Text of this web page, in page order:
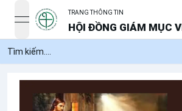
open navigation menu
TRANG THÔNG TIN
HỘI ĐỒNG GIÁM MỤC